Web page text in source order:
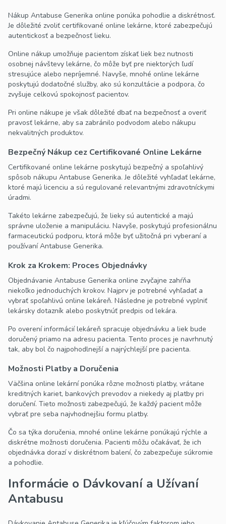
Nákup Antabuse Generika online ponúka pohodlie a diskrétnosť.
Je dôležité zvoliť certifikované online lekárne, ktoré zabezpečujú
autentickosť a bezpečnosť lieku.
Online nákup umožňuje pacientom získať liek bez nutnosti
osobnej návštevy lekárne, čo môže byť pre niektorých ľudí
stresujúce alebo nepríjemné. Navyše, mnohé online lekárne
poskytujú dodatočné služby, ako sú konzultácie a podpora, čo
zvyšuje celkovú spokojnosť pacientov.
Pri online nákupe je však dôležité dbať na bezpečnosť a overiť
pravosť lekárne, aby sa zabránilo podvodom alebo nákupu
nekvalitných produktov.
Bezpečný Nákup cez Certifikované Online Lekárne
Certifikované online lekárne poskytujú bezpečný a spoľahlivý
spôsob nákupu Antabuse Generika. Je dôležité vyhľadať lekárne,
ktoré majú licenciu a sú regulované relevantnými zdravotníckymi
úradmi.
Takéto lekárne zabezpečujú, že lieky sú autentické a majú
správne uloženie a manipuláciu. Navyše, poskytujú profesionálnu
farmaceutickú podporu, ktorá môže byť užitočná pri vyberaní a
používaní Antabuse Generika.
Krok za Krokem: Proces Objednávky
Objednávanie Antabuse Generika online zvyčajne zahŕňa
niekoľko jednoduchých krokov. Najprv je potrebné vyhľadať a
vybrať spoľahlivú online lekáreň. Následne je potrebné vyplniť
lekársky dotazník alebo poskytnúť predpis od lekára.
Po overení informácií lekáreň spracuje objednávku a liek bude
doručený priamo na adresu pacienta. Tento proces je navrhnutý
tak, aby bol čo najpohodlnejší a najrýchlejší pre pacienta.
Možnosti Platby a Doručenia
Väčšina online lekární ponúka rôzne možnosti platby, vrátane
kreditných kariet, bankových prevodov a niekedy aj platby pri
doručení. Tieto možnosti zabezpečujú, že každý pacient môže
vybrať pre seba najvhodnejšiu formu platby.
Čo sa týka doručenia, mnohé online lekárne ponúkajú rýchle a
diskrétne možnosti doručenia. Pacienti môžu očakávať, že ich
objednávka dorazí v diskrétnom balení, čo zabezpečuje súkromie
a pohodlie.
Informácie o Dávkovaní a Užívaní
Antabusu